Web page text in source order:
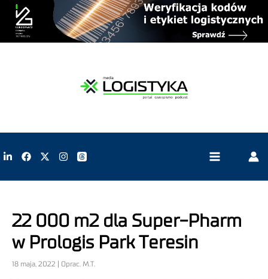
22 000 m2 dla Super-Pharm
w Prologis Park Teresin
18 maja, 2022 | Oprac. M.T.